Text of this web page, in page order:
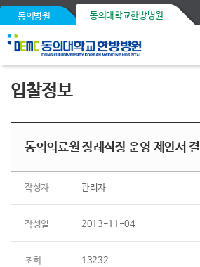
동의병원 동의대학교한방병원
입찰정보
동의의료원 장례식장 운영 제안서
작성자 관리자
작성일 2013-11-04
조회 13232